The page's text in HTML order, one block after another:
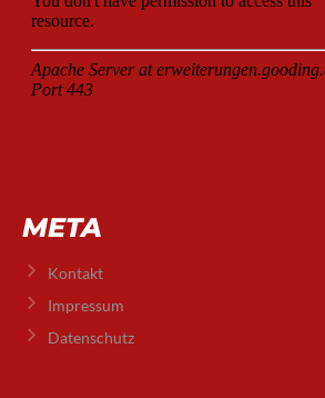
META
Kontakt
Impressum
Datenschutz